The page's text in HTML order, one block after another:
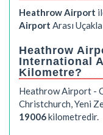
Heathrow Airport
Airport Arası Uçakla
Heathrow
International
Kilometre?
Heathrow Airport -
Christchurch, Yeni
19006kilometredir.